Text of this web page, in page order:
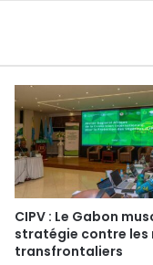
CIPV : Le Gabon
stratégie contre les
transfrontaliers